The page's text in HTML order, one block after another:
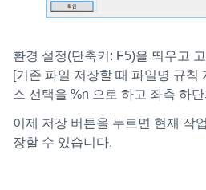
환경 설정(단축키: F5)을 띄우고
[기존 파일 저장할 때 파일명 규칙
스 선택을 %n 으로 하고 좌측 하
이제 저장 버튼을 누르면 현재 작
장할 수 있습니다.